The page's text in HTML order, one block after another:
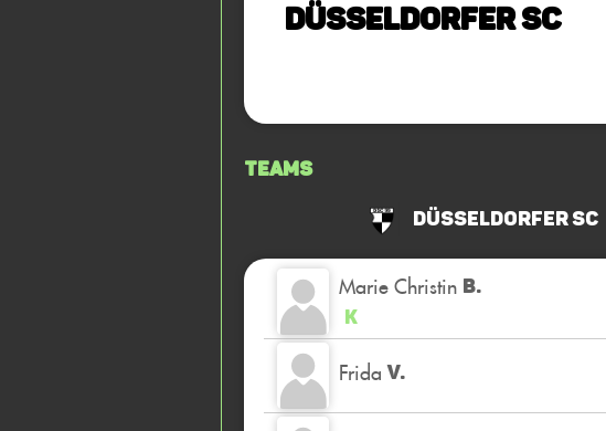
Düsseldorfer SC
Teams
Düsseldorfer SC
Marie Christin B.
K
Frida V.